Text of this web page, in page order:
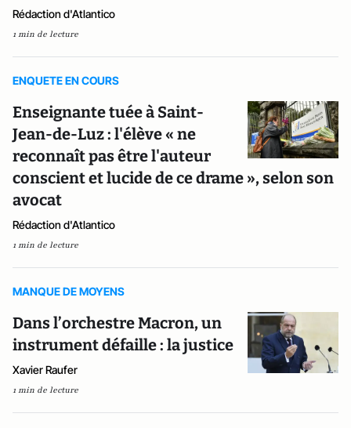
Rédaction d'Atlantico
1 min de lecture
ENQUETE EN COURS
Enseignante tuée à Saint-
Jean-de-Luz : l'élève « ne
reconnaît pas être l'auteur
conscient et lucide de ce drame », selon son
avocat
Rédaction d'Atlantico
1 min de lecture
MANQUE DE MOYENS
Dans l’orchestre Macron, un
instrument défaille : la justice
Xavier Raufer
1 min de lecture